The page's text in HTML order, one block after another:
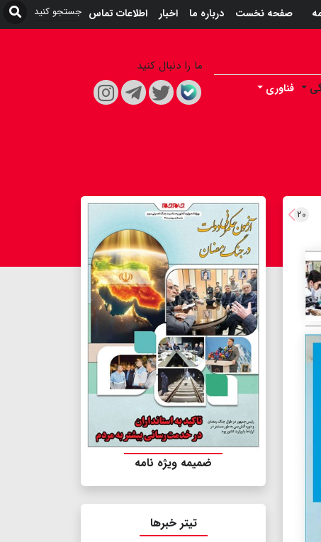
صفحه نخست درباره ما اخبار اطلاعات تماس
فناوری
ما را دنبال کنید
۲۰
ضمیمه ویژه نامه
تیتر خبرها